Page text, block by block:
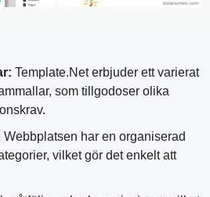
Template.Net erbjuder ett varierat
som tillgodoser olika
Webbplatsen har en organiserad
vilket gör det enkelt att